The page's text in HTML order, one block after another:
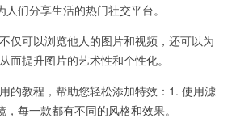
们分享生活的热门社交平台。
可以浏览他人的图片和视频，还可以为
而提升图片的艺术性和个性化。
教程，帮助您轻松添加特效：1. 使用滤
每一款都有不同的风格和效果。